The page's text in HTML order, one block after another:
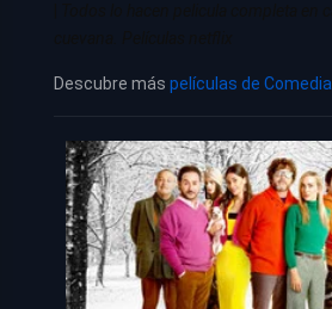
Descubre más películas de Comedia